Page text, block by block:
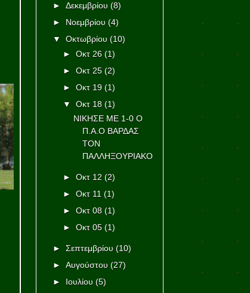
►Δεκεμβρίου (8)
► Νοεμβρίου (4)
▼
Οκτωβρίου (10)
►Οκτ 26 (1)
►Οκτ 25 (2)
►Οκτ 19 (1)
▼
Οκτ 18 (1)
ΝΙΚΗΣΕ ΜΕ 1-0 Ο
Π.Α.Ο ΒΑΡΔΑΣ
ΤΟΝ
ΠΑΛΛΗΞΟΥΡΙΑΚΟ
►Οκτ 12 (2)
►Οκτ 11 (1)
►Οκτ 08 (1)
►Οκτ 05 (1)
►Σεπτεμβρίου (10)
►Αυγούστου (27)
► Ιουλίου (5)